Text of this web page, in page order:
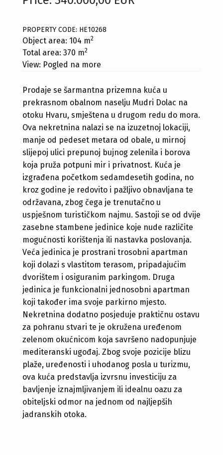
PROPERTY CODE: HE10268
Object area: 104 m2
Total area: 370 m2
View: Pogled na more
Prodaje se šarmantna prizemna kuća u
prekrasnom obalnom naselju Mudri Dolac na
otoku Hvaru, smještena u drugom redu do mora.
Ova nekretnina nalazi se na izuzetnoj lokaciji,
manje od pedeset metara od obale, u mirnoj
slijepoj ulici prepunoj bujnog zelenila i borova
koja pruža potpuni mir i privatnost. Kuća je
izgrađena početkom sedamdesetih godina, no
kroz godine je redovito i pažljivo obnavljana te
održavana, zbog čega je trenutačno u
uspješnom turističkom najmu. Sastoji se od dvije
zasebne stambene jedinice koje nude različite
mogućnosti korištenja ili nastavka poslovanja.
Veća jedinica je prostrani trosobni apartman
koji dolazi s vlastitom terasom, pripadajućim
dvorištem i osiguranim parkingom. Druga
jedinica je funkcionalni jednosobni apartman
koji također ima svoje parkirno mjesto.
Nekretnina dodatno posjeduje praktičnu ostavu
za pohranu stvari te je okružena uređenom
zelenom okućnicom koja savršeno nadopunjuje
mediteranski ugođaj. Zbog svoje pozicije blizu
plaže, uređenosti i uhodanog posla u turizmu,
ova kuća predstavlja izvrsnu investiciju za
bavljenje iznajmljivanjem ili idealnu oazu za
obiteljski odmor na jednom od najljepših
jadranskih otoka.